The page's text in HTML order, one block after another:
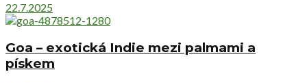
22.7.2025
Goa – exotická Indie mezi palmami a
pískem